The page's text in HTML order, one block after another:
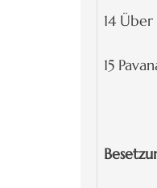
14
15